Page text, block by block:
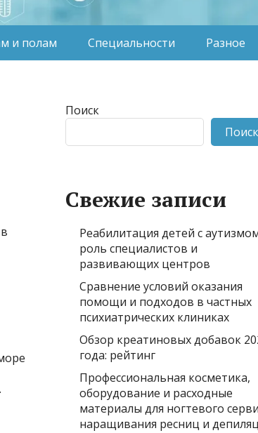
и полам Специальности Разное
Поиск
Поиск
Свежие записи
Реабилитация детей с
роль специалистов и
развивающих центров
Сравнение условий оказания
помощи и подходов в частных
психиатрических клиниках
Обзор креатиновых добавок
года: рейтинг
Профессиональная косметика,
оборудование и расходные
материалы для ногтевого
наращивания ресниц и